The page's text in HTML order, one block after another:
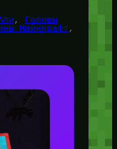
, Головы
Майнкрафт